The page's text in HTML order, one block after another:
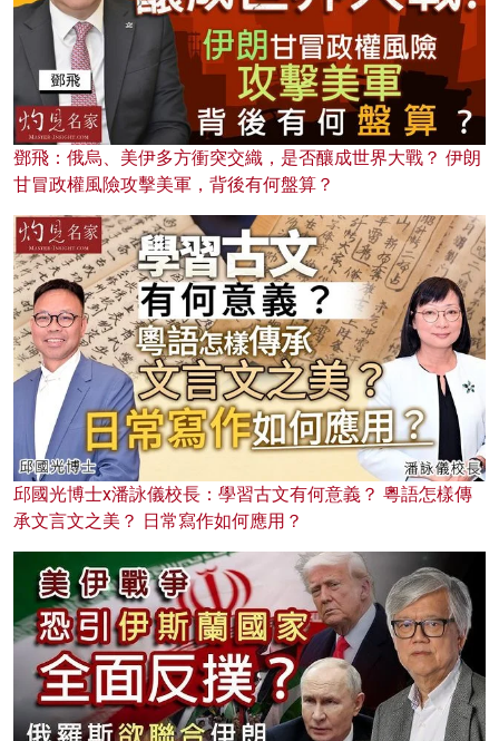
鄧飛：俄烏、美伊多方衝突交織，是否釀成世界大戰？ 伊朗
甘冒政權風險攻擊美軍，背後有何盤算？
邱國光博士x潘詠儀校長：學習古文有何意義？ 粵語怎樣傳
承文言文之美？ 日常寫作如何應用？